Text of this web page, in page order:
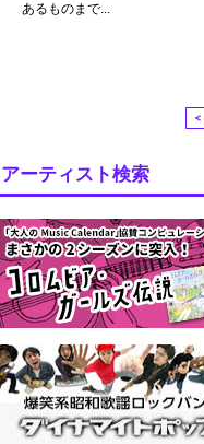
あるものまで...
<
アーティスト検索